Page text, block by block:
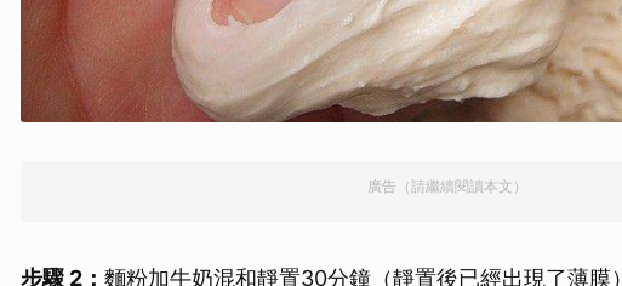
廣告（請繼續閱讀本文）
步驟 2： 麵粉加牛奶混和靜置30分鐘（靜置後已經出現了薄膜）